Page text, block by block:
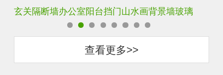
轻奢装饰艺术入户电视玻璃背景墙
查看更多>>